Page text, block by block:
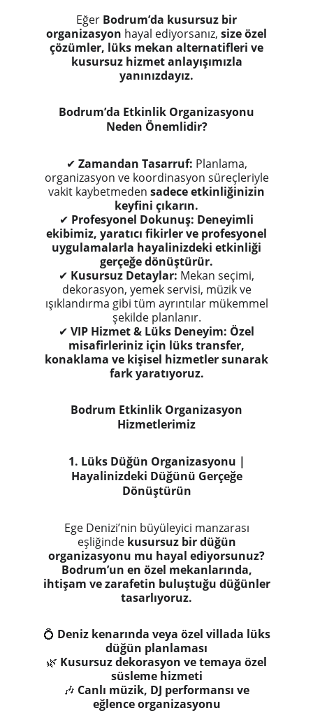
Eğer Bodrum’da kusursuz bir
organizasyon hayal ediyorsanız, size özel
çözümler, lüks mekan alternatifleri ve
kusursuz hizmet anlayışımızla
yanınızdayız.
Bodrum’da Etkinlik Organizasyonu
Neden Önemlidir?
✔ Zamandan Tasarruf: Planlama,
organizasyon ve koordinasyon süreçleriyle
vakit kaybetmeden sadece etkinliğinizin
keyfini çıkarın.
✔ Profesyonel Dokunuş: Deneyimli
ekibimiz, yaratıcı fikirler ve profesyonel
uygulamalarla hayalinizdeki etkinliği
gerçeğe dönüştürür.
✔ Kusursuz Detaylar: Mekan seçimi,
dekorasyon, yemek servisi, müzik ve
ışıklandırma gibi tüm ayrıntılar mükemmel
şekilde planlanır.
✔ VIP Hizmet & Lüks Deneyim: Özel
misafirleriniz için lüks transfer,
konaklama ve kişisel hizmetler sunarak
fark yaratıyoruz.
Bodrum Etkinlik Organizasyon
Hizmetlerimiz
1. Lüks Düğün Organizasyonu |
Hayalinizdeki Düğünü Gerçeğe
Dönüştürün
Ege Denizi’nin büyüleyici manzarası
eşliğinde kusursuz bir düğün
organizasyonu mu hayal ediyorsunuz?
Bodrum’un en özel mekanlarında,
ihtişam ve zarafetin buluştuğu düğünler
tasarlıyoruz.
💍 Deniz kenarında veya özel villada lüks
düğün planlaması
🌿 Kusursuz dekorasyon ve temaya özel
süsleme hizmeti
🎶 Canlı müzik, DJ performansı ve
eğlence organizasyonu